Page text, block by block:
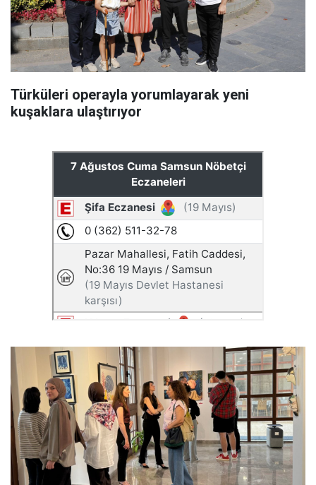
Türküleri operayla yorumlayarak yeni
kuşaklara ulaştırıyor